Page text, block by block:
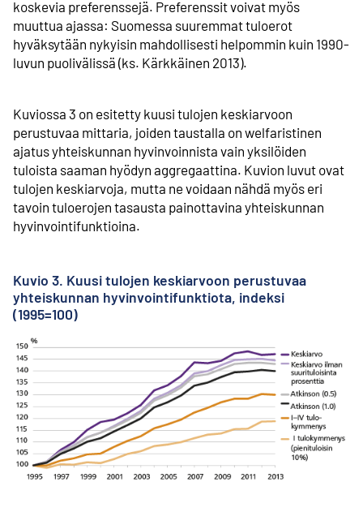
koskevia preferenssejä. Preferenssit voivat myös
muuttua ajassa: Suomessa suuremmat tuloerot
hyväksytään nykyisin mahdollisesti helpommin kuin 1990-
luvun puolivälissä (ks. Kärkkäinen 2013).
Kuviossa 3 on esitetty kuusi tulojen keskiarvoon
perustuvaa mittaria, joiden taustalla on welfaristinen
ajatus yhteiskunnan hyvinvoinnista vain yksilöiden
tuloista saaman hyödyn aggregaattina. Kuvion luvut ovat
tulojen keskiarvoja, mutta ne voidaan nähdä myös eri
tavoin tuloerojen tasausta painottavina yhteiskunnan
hyvinvointifunktioina.
Kuvio 3. Kuusi tulojen keskiarvoon perustuvaa
yhteiskunnan hyvinvointifunktiota, indeksi
(1995=100)